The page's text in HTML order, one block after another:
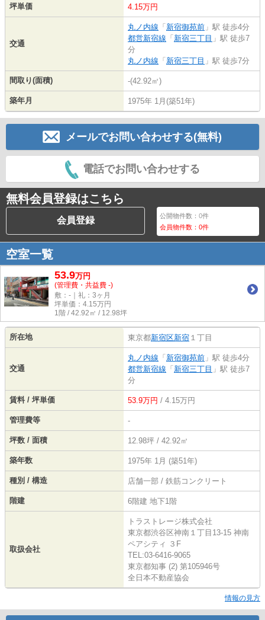
坪単価 4.15万円
交通
丸ノ内線 「 新宿御苑前 」駅 徒歩4分
都営新宿線 「 新宿三丁目 」駅 徒歩7
分
丸ノ内線 「 新宿三丁目 」駅 徒歩7分
間取り(面積) -(42.92㎡)
築年月 1975年 1月(築51年)
メールでお問い合わせする(無料)
電話でお問い合わせする
無料会員登録はこちら
会員登録 公開物件数：0件
会員物件数：0件
空室一覧
53.9万円
(管理費・共益費 -)
敷：-｜礼：3ヶ月
坪単価： 4.15万円
1階 / 42.92㎡ / 12.98坪
所在地 東京都新宿区新宿 １丁目
交通
丸ノ内線 「 新宿御苑前 」駅 徒歩4分
都営新宿線 「 新宿三丁目 」駅 徒歩7
分
賃料 / 坪単価 53.9万円 / 4.15万円
管理費等 -
坪数 / 面積 12.98坪 / 42.92㎡
築年数 1975年 1月 (築51年)
種別 / 構造 店舗一部 / 鉄筋コンクリート
階建 6階建 地下1階
取扱会社
トラストレージ株式会社
東京都渋谷区神南１丁目13-15 神南
ペアシティ ３F
TEL:03-6416-9065
東京都知事 (2) 第105946号
全日本不動産協会
情報の見方